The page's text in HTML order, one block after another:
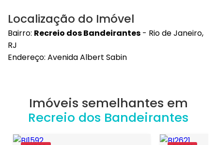
Localização do Imóvel
Bairro: Recreio dos Bandeirantes - Rio de Janeiro,
RJ
Endereço: Avenida Albert Sabin
Imóveis semelhantes em
Recreio dos Bandeirantes